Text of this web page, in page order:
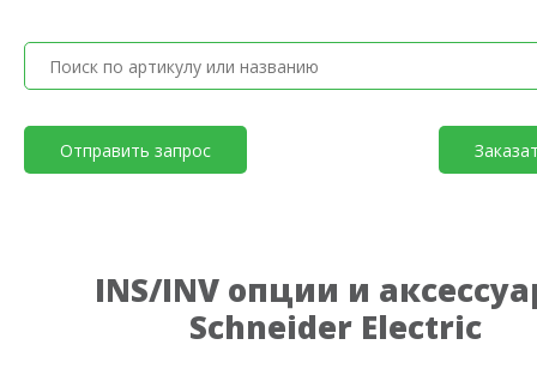
Отправить запрос
INS/INV опции и
Schneider Electric